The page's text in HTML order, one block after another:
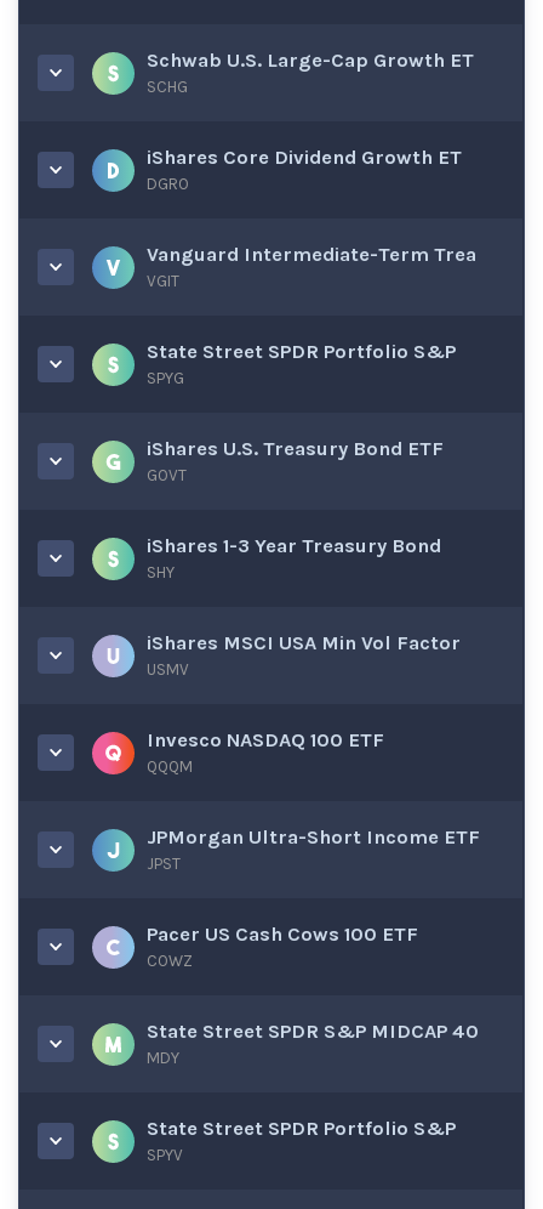
Schwab U.S. Large-Cap Growth ET
SCHG
iShares Core Dividend Growth ET
DGRO
Vanguard Intermediate-Term Trea
VGIT
State Street SPDR Portfolio S&P
SPYG
iShares U.S. Treasury Bond ETF
GOVT
iShares 1-3 Year Treasury Bond
SHY
iShares MSCI USA Min Vol Factor
USMV
Invesco NASDAQ 100 ETF
QQQM
JPMorgan Ultra-Short Income ETF
JPST
Pacer US Cash Cows 100 ETF
COWZ
State Street SPDR S&P MIDCAP 40
MDY
State Street SPDR Portfolio S&P
SPYV